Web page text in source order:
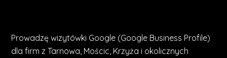
Prowadzę wizytówki Google (Google Business Profile)
dla firm z Tarnowa, Mościc, Krzyża i okolicznych